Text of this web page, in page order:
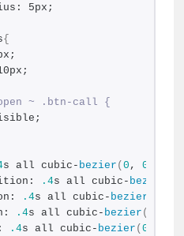
5px;
{
~ .btn-call {
s all cubic- bezier (0 , 0.01
.4s all cubic- bezier
.4s all cubic- bezier
.4s all cubic- bezier (
.4s all cubic- bezier (0